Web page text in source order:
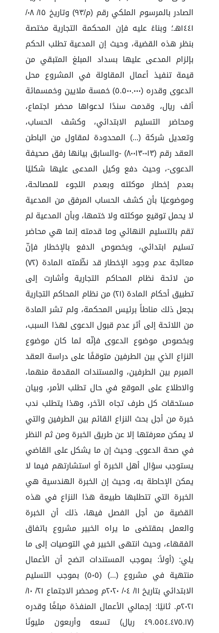
الصادر بالمرسوم الملكي رقم (م/٩٣) وتاريخ ١٥/ ٠٨/
١٤٤١هـ؛ وبناءً عليه فإن المحكمة التجارية مختصة
بنظر هذه القضية، وحيث إن المدعية تطلب الحكم
بإلزام المدعى عليها بسداد المبلغ المتبقي من
قيمة تنفيذ أعمال المقاولة في المشروع محل
الدعوى وقدره (٥.٥٠٠.٠٠٠) خمسة ملايين وخمسمائة
ألف ريال، وقدمت سندًا لدعواها محضر اجتماع،
ومحاضر التسليم الابتدائي، وكشف الحساب،
وتعديل شركة (...) المحدودة لمقاول من الباطن
العقد رقم (٠١٣-٨٠٠١٣) -والسابق بيانها رفق صحيفة
الدعوى-، وحيث دفع وكيل المدعى عليها شكليًا
بعدم إخطار موكلته وبعدم اللجوء للمصالحة،
وموضوعيًا بأن كشف الحساب المرفق من المدعية
لا يحمل توقيع موكلته ولا ختمها، وبأن المدعية لم
تقم بالتسليم النهائي وما قدمته إنما هي محاضر
تسليم ابتدائي، وبخصوص الدفع بالإخطار فإنّ
معالجة عدم وجود الإخطار قد نظّمته المادة (٧٢)
من لائحة نظام المحاكم التجارية وأشارت إلى
تطبيق أحكام المادة (٢١) من نظام المحاكم التجارية
بجعل ذلك مناطاً برئيس المحكمة، ولم تشر المادة
من اللائحة إلى أثر عدم قبول الدعوى لهذا السبب،
وبخصوص موضوع الدعوى فإنّه لما كان موضوع
النزاع الذي بين الطرفين متوقفًا على دراسة العقد
المبرم بين الطرفين، والمستندات المقدمة منهما،
والاطلاع على الموقع في حال تطلب الأمر، وبيان
مستحقات كل طرف تجاه الآخر، وهذا يتطلب ندب
خبرة من أجل بحث النزاع القائم بين الطرفين والتي
لا يمكن معرفتها إلا عن طريق الخبرة ومن ثم النظر
في صحة الدعوى. وحيث إن ما يشكل على القاضي
يستوجب سؤال أهل الخبرة أو استشارتهم فيما لا
يمكن الإحاطة به، وحيث إن الخبرة الهندسية هي
الخبرة التي تتطلبها طبيعة هذا النزاع في هذه
القضية من أجل الفصل فيها، ذلك أن الخبرة
والعمل بمقتضى ما يراه الخبير مشروع باتفاق
الفقهاء، وحيث انتهى الخبير في التوصيات إلى ما
يلي: (أولاً: بموجب المستندات اتضح أن الأعمال
منتهية في مشروع (...) (٥٠٥) بموجب التسليم
الابتدائي بتاريخ ١١/ ٠٤/ ٢٠٢٠م ومحضر الاجتماع ٢١/ ١٠/
٢٠٢١م. ثانيًا: إجمالي الأعمال المنفذة مبلغًا وقدره
(٤٩.٥٥٤.٤٧٥.١٧ ريال) تسعه وأربعون مليونًا